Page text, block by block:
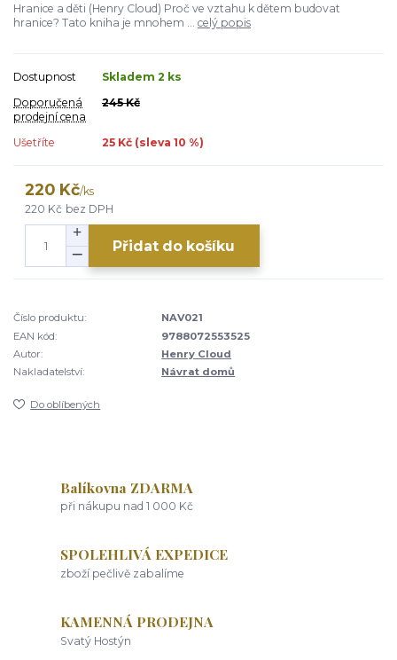
Hranice a děti (Henry Cloud) Proč ve vztahu k dětem budovat
hranice? Tato kniha je mnohem ... celý popis
Dostupnost
Skladem 2 ks
Doporučená
prodejní cena
245 Kč
Ušetříte 25 Kč (sleva 10 %)
220 Kč/ks
220 Kč bez DPH
Přidat do košíku
Číslo produktu:
NAV021
EAN kód:
9788072553525
Autor:
Henry Cloud
Nakladatelství:
Návrat domů
Do oblíbených
Balíkovna ZDARMA
při nákupu nad 1 000 Kč
SPOLEHLIVÁ EXPEDICE
zboží pečlivě zabalíme
KAMENNÁ PRODEJNA
Svatý Hostýn